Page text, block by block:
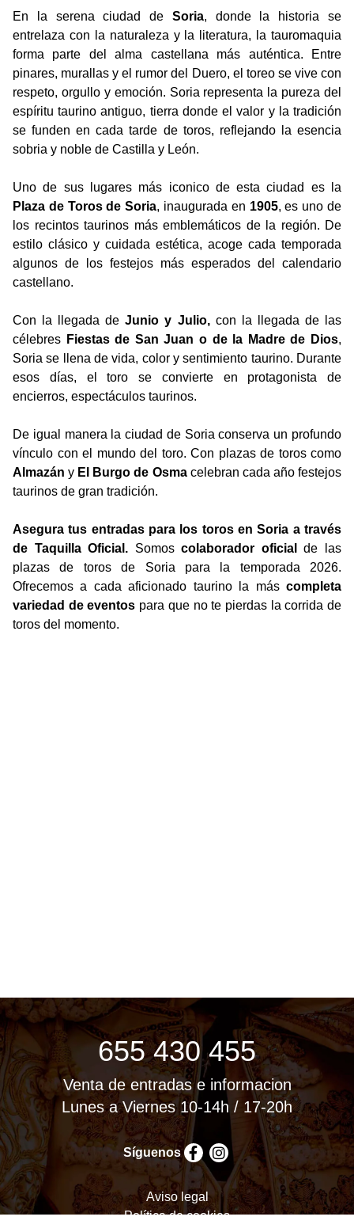
En la serena ciudad de Soria, donde la historia se
entrelaza con la naturaleza y la literatura, la tauromaquia
forma parte del alma castellana más auténtica. Entre
pinares, murallas y el rumor del Duero, el toreo se vive con
respeto, orgullo y emoción. Soria representa la pureza del
espíritu taurino antiguo, tierra donde el valor y la tradición
se funden en cada tarde de toros, reflejando la esencia
sobria y noble de Castilla y León.
Uno de sus lugares más iconico de esta ciudad es la
Plaza de Toros de Soria, inaugurada en 1905, es uno de
los recintos taurinos más emblemáticos de la región. De
estilo clásico y cuidada estética, acoge cada temporada
algunos de los festejos más esperados del calendario
castellano.
Con la llegada deJunio y Julio, con la llegada de las
célebres Fiestas de San Juan o de la Madre de Dios,
Soria se llena de vida, color y sentimiento taurino. Durante
esos días, el toro se convierte en protagonista de
encierros, espectáculos taurinos.
De igual manera la ciudad de Soria conserva un profundo
vínculo con el mundo del toro. Con plazas de toros como
Almazán y El Burgo de Osmacelebran cada año festejos
taurinos de gran tradición.
Asegura tus entradas para los toros en Soria a través
de Taquilla Oficial. Somoscolaborador oficial
de las
plazas de toros de Soria para la temporada 2026.
Ofrecemos a cada aficionado taurino la más completa
variedad de eventos para que no te pierdas la corrida de
toros del momento.
655 430 455
Venta de entradas e informacion
Lunes a Viernes 10-14h / 17-20h
Síguenos
Aviso legal
Política de cookies